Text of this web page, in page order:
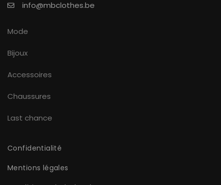
info@mbclothes.be
Mode
Bijoux
Accessoires
Chaussures
Last chance
Confidentialité
Mentions légales